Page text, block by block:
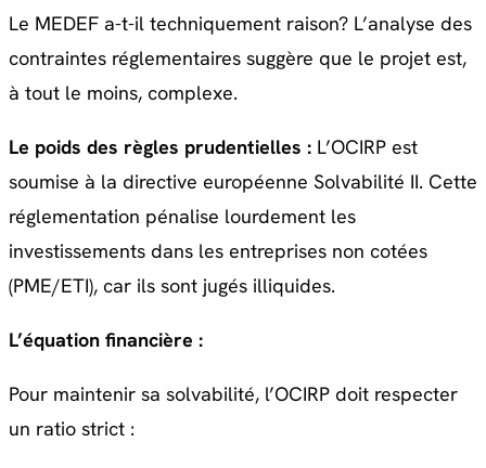
Le MEDEF a-t-il techniquement raison? L’analyse des
contraintes réglementaires suggère que le projet est,
à tout le moins, complexe.
Le poids des règles prudentielles : L’OCIRP est
soumise à la directive européenne Solvabilité II. Cette
réglementation pénalise lourdement les
investissements dans les entreprises non cotées
(PME/ETI), car ils sont jugés illiquides.
L’équation financière :
Pour maintenir sa solvabilité, l’OCIRP doit respecter
un ratio strict :